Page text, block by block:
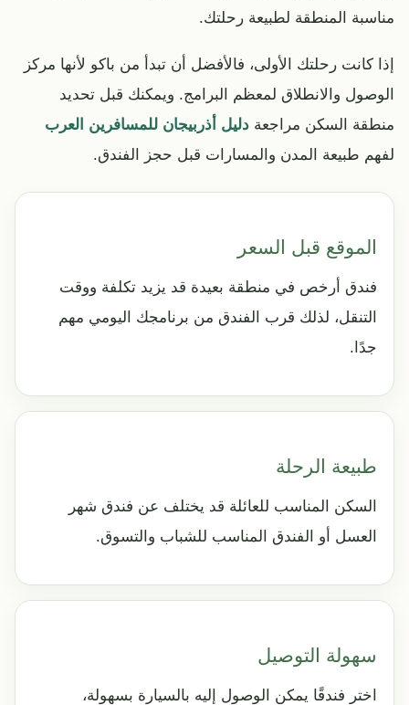
مناسبة المنطقة لطبيعة رحلتك.
إذا كانت رحلتك الأولى، فالأفضل أن تبدأ من باكو لأنها مركز
الوصول والانطلاق لمعظم البرامج. ويمكنك قبل تحديد
منطقة السكن مراجعة دليل أذربيجان للمسافرين العرب
لفهم طبيعة المدن والمسارات قبل حجز الفندق.
الموقع قبل السعر
فندق أرخص في منطقة بعيدة قد يزيد تكلفة ووقت
التنقل، لذلك قرب الفندق من برنامجك اليومي مهم
جدًا.
طبيعة الرحلة
السكن المناسب للعائلة قد يختلف عن فندق شهر
العسل أو الفندق المناسب للشباب والتسوق.
سهولة التوصيل
اختر فندقًا يمكن الوصول إليه بالسيارة بسهولة،